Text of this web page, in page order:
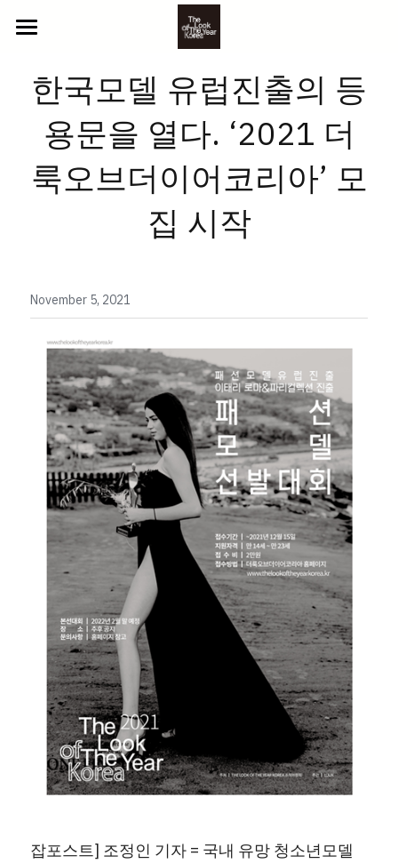
2025 참가자
YOUTH
BEYOND
NEWS
CONTACT
VIDEO
한국모델 유럽진출의 등
용문을 열다. ‘2021 더
룩오브더이어코리아’ 모
집 시작
November 5, 2021
잡포스트] 조정인 기자 = 국내 유망 청소년모델